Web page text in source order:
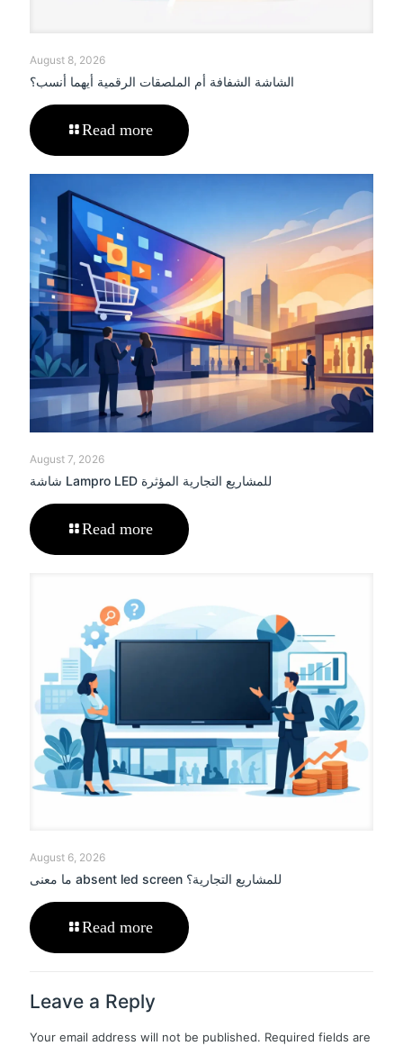
August 8, 2026
الشاشة الشفافة أم الملصقات الرقمية أيهما أنسب؟
Read more
August 7, 2026
شاشة Lampro LED للمشاريع التجارية المؤثرة
Read more
August 6, 2026
ما معنى absent led screen للمشاريع التجارية؟
Read more
Leave a Reply
Your email address will not be published. Required fields are